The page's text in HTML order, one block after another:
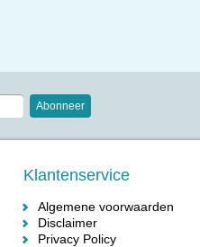
Abonneer
Klantenservice
Algemene voorwaarden
Disclaimer
Privacy Policy